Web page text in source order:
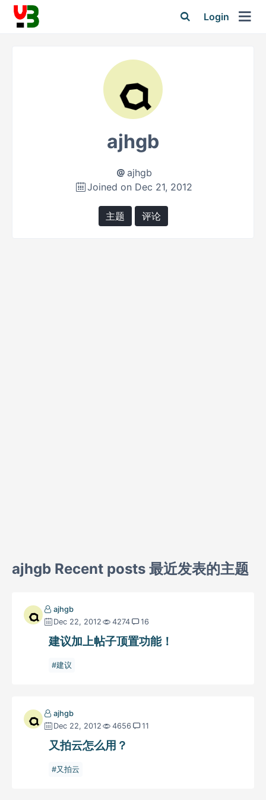
Login
ajhgb
ajhgb
Joined on Dec 21, 2012
主题 评论
ajhgb Recent posts 最近发表的主题
ajhgb
Dec 22, 2012
4274 16
建议加上帖子顶置功能！
建议
ajhgb
Dec 22, 2012
4656 11
又拍云怎么用？
又拍云